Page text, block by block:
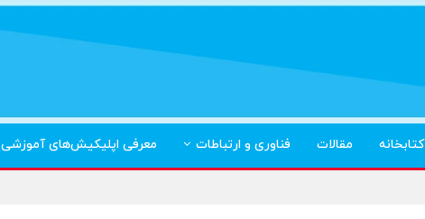
کتابخانه مقالات فناوری و ارتباطات معرفی اپلیکیش‌های آموزشی